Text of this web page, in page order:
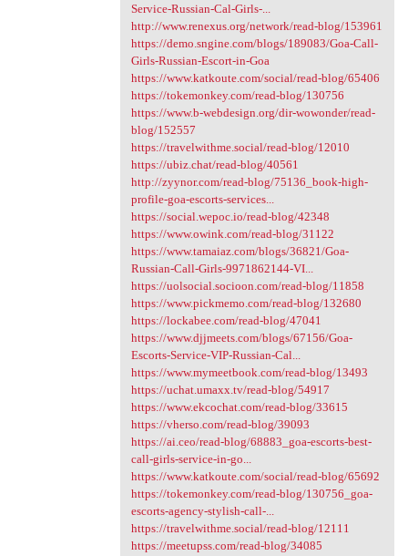
Service-Russian-Cal-Girls-...
http://www.renexus.org/network/read-blog/153961
https://demo.sngine.com/blogs/189083/Goa-Call-
Girls-Russian-Escort-in-Goa
https://www.katkoute.com/social/read-blog/65406
https://tokemonkey.com/read-blog/130756
https://www.b-webdesign.org/dir-wowonder/read-
blog/152557
https://travelwithme.social/read-blog/12010
https://ubiz.chat/read-blog/40561
http://zyynor.com/read-blog/75136_book-high-
profile-goa-escorts-services...
https://social.wepoc.io/read-blog/42348
https://www.owink.com/read-blog/31122
https://www.tamaiaz.com/blogs/36821/Goa-
Russian-Call-Girls-9971862144-VI...
https://uolsocial.socioon.com/read-blog/11858
https://www.pickmemo.com/read-blog/132680
https://lockabee.com/read-blog/47041
https://www.djjmeets.com/blogs/67156/Goa-
Escorts-Service-VIP-Russian-Cal...
https://www.mymeetbook.com/read-blog/13493
https://uchat.umaxx.tv/read-blog/54917
https://www.ekcochat.com/read-blog/33615
https://vherso.com/read-blog/39093
https://ai.ceo/read-blog/68883_goa-escorts-best-
call-girls-service-in-go...
https://www.katkoute.com/social/read-blog/65692
https://tokemonkey.com/read-blog/130756_goa-
escorts-agency-stylish-call-...
https://travelwithme.social/read-blog/12111
https://meetupss.com/read-blog/34085